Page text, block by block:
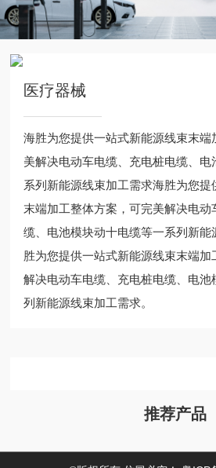
医疗器械
海胜为您提供一站式新能源线束末端
美解决电动车电缆、充电桩电缆、电
系列新能源线束加工需求海胜为您提
末端加工整体方案，可完美解决电动
缆、电池模块动十电缆等一系列新能
胜为您提供一站式新能源线束末端加
解决电动车电缆、充电桩电缆、电池
列新能源线束加工需求。
推荐产品